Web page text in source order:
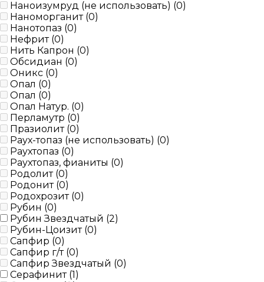
Наноизумруд (не использовать) (0)
Наноморганит (0)
Нанотопаз (0)
Нефрит (0)
Нить Капрон (0)
Обсидиан (0)
Оникс (0)
Опал (0)
Опал (0)
Опал Натур. (0)
Перламутр (0)
Празиолит (0)
Раух-топаз (не использовать) (0)
Раухтопаз (0)
Раухтопаз, фианиты (0)
Родолит (0)
Родонит (0)
Родохрозит (0)
Рубин (0)
Рубин Звездчатый (2)
Рубин-Цоизит (0)
Сапфир (0)
Сапфир г/т (0)
Сапфир Звездчатый (0)
Серафинит (1)